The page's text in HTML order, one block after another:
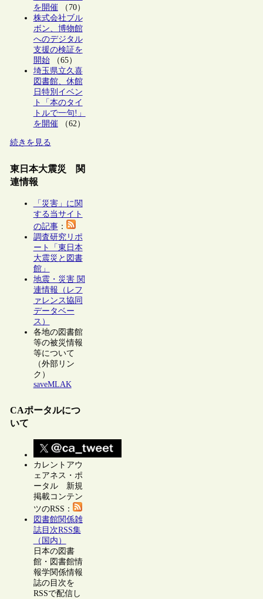
を開催（70）
株式会社ブル
ボン、博物館
へのデジタル
支援の検証を
開始（65）
埼玉県立久喜
図書館、休館
日特別イベン
ト「本のタイ
トルで一句!」
を開催（62）
続きを見る
東日本大震災 関
連情報
「災害」に関
する当サイト
の記事：
調査研究リポ
ート「東日本
大震災と図書
館」
地震・災害 関
連情報（レフ
ァレンス協同
データベー
ス）
各地の図書館
等の被災情報
等について
（外部リン
ク）
saveMLAK
CAポータルにつ
いて
カレントアウ
ェアネス・ポ
ータル 新規
掲載コンテン
ツのRSS：
図書館関係雑
誌目次RSS集
（国内）
日本の図書
館・図書館情
報学関係情報
誌の目次を
RSSで配信し